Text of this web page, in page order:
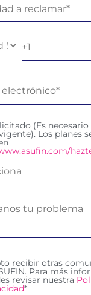
(Es
Los planes
recibir otras
Para más
revisar nuestra
*